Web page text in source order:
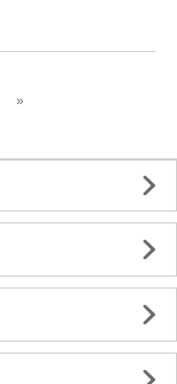
»